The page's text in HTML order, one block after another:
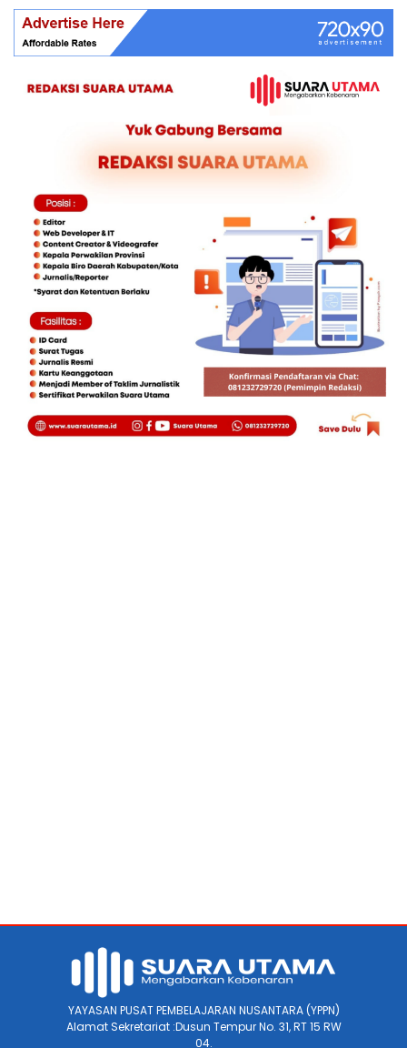
YAYASAN PUSAT PEMBELAJARAN NUSANTARA (YPPN)
Alamat Sekretariat :Dusun Tempur No. 31, RT 15 RW
04.